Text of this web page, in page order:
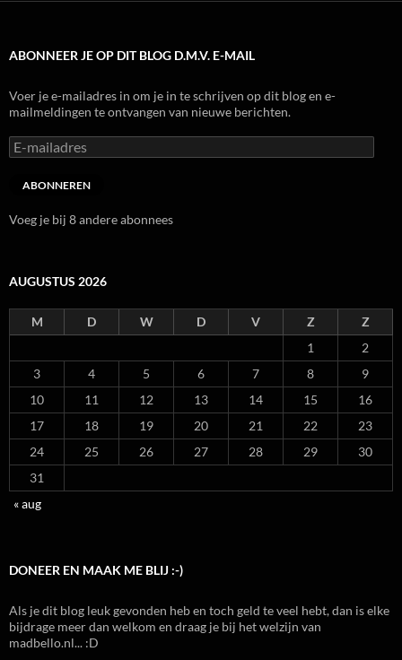
ABONNEER JE OP DIT BLOG D.M.V. E-MAIL
Voer je e-mailadres in om je in te schrijven op dit blog en e-
mailmeldingen te ontvangen van nieuwe berichten.
E-
mailadres
ABONNEREN
Voeg je bij 8 andere abonnees
AUGUSTUS 2026
M D W D V Z
Z
1
2
3
4 5 6 7 8
9
10
11 12 13 14 15
16
17
18 19 20 21 22
23
24
25 26 27 28 29
30
31
« aug
DONEER EN MAAK ME BLIJ :-)
Als je dit blog leuk gevonden heb en toch geld te veel hebt, dan is elke
bijdrage meer dan welkom en draag je bij het welzijn van
madbello.nl... :D